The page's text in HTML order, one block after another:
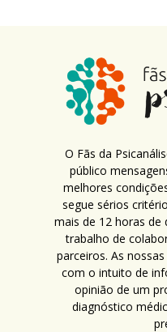
O Fãs da
público
melhores
segue sérios
mais de 12 horas de
trabalho de
parceiros. As
com o intuito de
opinião de um
diagnóstico